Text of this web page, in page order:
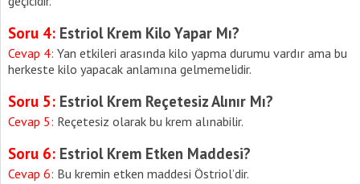
Soru 4: Estriol Krem Kilo Yapar Mı?
Cevap 4: Yan etkileri arasında kilo yapma durumu vardır ama bu
herkeste kilo yapacak anlamına gelmemelidir.
Soru 5: Estriol Krem Reçetesiz Alınır Mı?
Cevap 5: Reçetesiz olarak bu krem alınabilir.
Soru 6: Estriol Krem Etken Maddesi?
Cevap 6: Bu kremin etken maddesi Östriol’dir.